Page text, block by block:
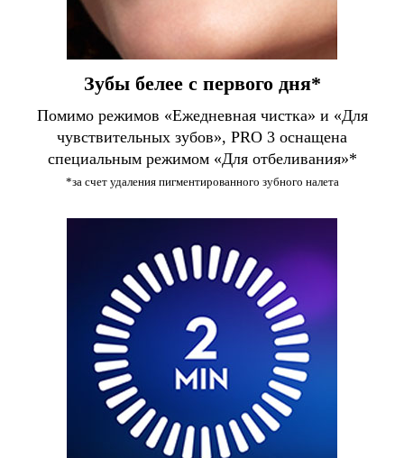
Зубы белее с первого дня*
Помимо режимов «Ежедневная чистка» и «Для
чувствительных зубов», PRO 3 оснащена
специальным режимом «Для отбеливания»*
*за счет удаления пигментированного зубного налета